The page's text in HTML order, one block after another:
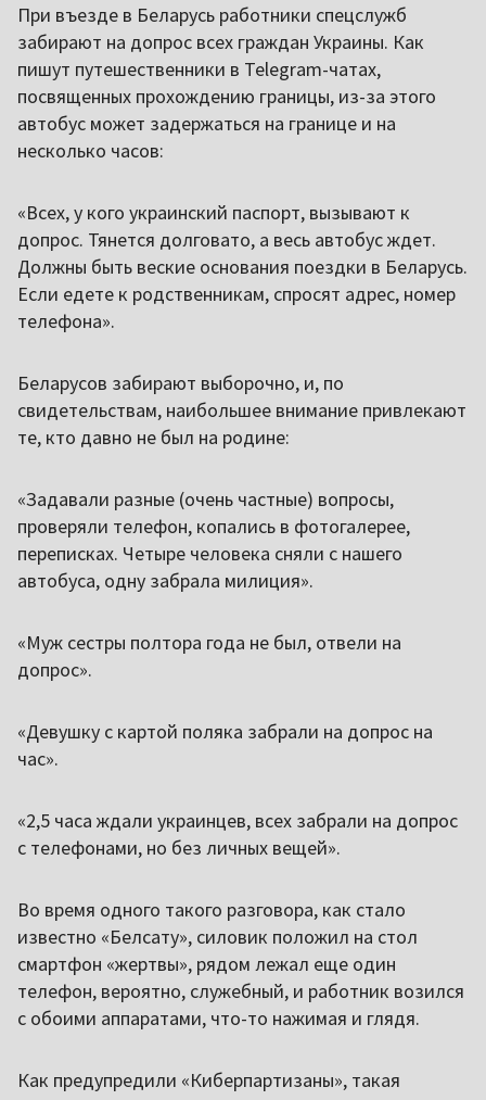
При въезде в Беларусь работники спецслужб
забирают на допрос всех граждан Украины. Как
пишут путешественники в Telegram-чатах,
посвященных прохождению границы, из-за этого
автобус может задержаться на границе и на
несколько часов:
«Всех, у кого украинский паспорт, вызывают к
допрос. Тянется долговато, а весь автобус ждет.
Должны быть веские основания поездки в Беларусь.
Если едете к родственникам, спросят адрес, номер
телефона».
Беларусов забирают выборочно, и, по
свидетельствам, наибольшее внимание привлекают
те, кто давно не был на родине:
«Задавали разные (очень частные) вопросы,
проверяли телефон, копались в фотогалерее,
переписках. Четыре человека сняли с нашего
автобуса, одну забрала милиция».
«Муж сестры полтора года не был, отвели на
допрос».
«Девушку с картой поляка забрали на допрос на
час».
«2,5 часа ждали украинцев, всех забрали на допрос
с телефонами, но без личных вещей».
Во время одного такого разговора, как стало
известно «Белсату», силовик положил на стол
смартфон «жертвы», рядом лежал еще один
телефон, вероятно, служебный, и работник возился
с обоими аппаратами, что-то нажимая и глядя.
Как предупредили «Киберпартизаны», такая